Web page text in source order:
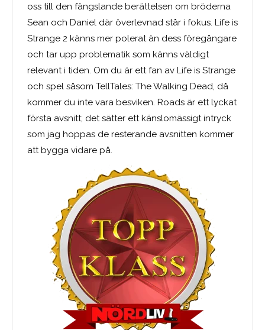
oss till den fängslande berättelsen om bröderna
Sean och Daniel där överlevnad står i fokus. Life is
Strange 2 känns mer polerat än dess föregångare
och tar upp problematik som känns väldigt
relevant i tiden. Om du är ett fan av Life is Strange
och spel såsom TellTales: The Walking Dead, då
kommer du inte vara besviken. Roads är ett lyckat
första avsnitt; det sätter ett känslomässigt intryck
som jag hoppas de resterande avsnitten kommer
att bygga vidare på.